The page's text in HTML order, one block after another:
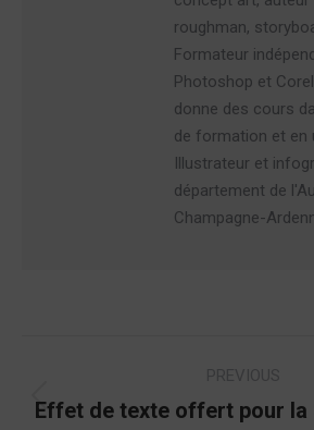
roughman,
Formateur
Photoshop et
donne des cours
de formation et en
Illustrateur et
département de
Champagne-
navigation
Previous
Effet de texte offert pour la